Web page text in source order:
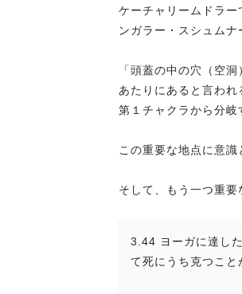
ケーチャリームドラ
ンガラー・スシュムナ
「頭蓋の中の穴（空
あたりにあると言わ
第１チャクラから分岐
この重要な地点に意
そして、もう一つ重要
3.44 ヨーガに達し
て死にうち克つこと